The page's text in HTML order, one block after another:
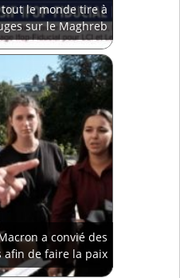
le monde tire à
sur le Maghreb
a convié des
afin de faire la paix